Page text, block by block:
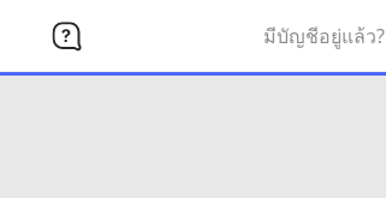
มีบัญชีอยู่แล้ว?